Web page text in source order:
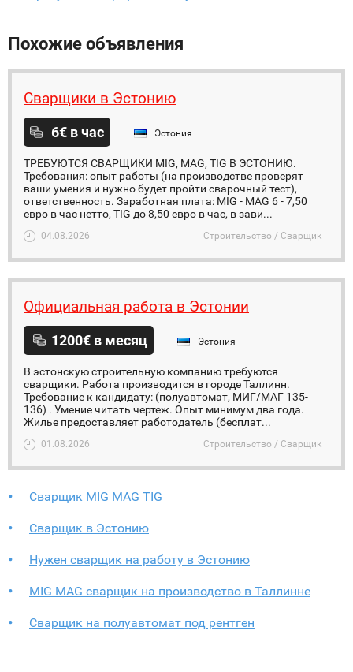
Похожие объявления
Сварщики в Эстонию
6€ в час Эстония
ТРЕБУЮТСЯ СВАРЩИКИ MIG, MAG, TIG В ЭСТОНИЮ.
Требования: опыт работы (на производстве проверят
ваши умения и нужно будет пройти сварочный тест),
ответственность. Заработная плата: MIG - MAG 6 - 7,50
евро в час нетто, TIG до 8,50 евро в час, в зави...
04.08.2026 Строительство / Сварщик
Официальная работа в Эстонии
1200€ в месяц Эстония
В эстонскую строительную компанию требуются
сварщики. Работа производится в городе Таллинн.
Требование к кандидату: (полуавтомат, МИГ/МАГ 135-
136) . Умение читать чертеж. Опыт минимум два года.
Жилье предоставляет работодатель (бесплат...
01.08.2026 Строительство / Сварщик
Сварщик MIG MAG TIG
Сварщик в Эстонию
Нужен сварщик на работу в Эстонию
MIG MAG сварщик на производство в Таллинне
Cварщик на полуавтомат под рентген